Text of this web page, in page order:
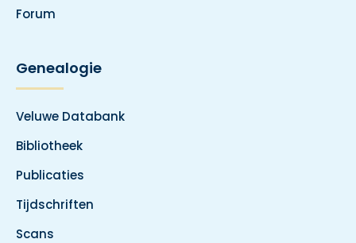
Forum
Genealogie
Veluwe Databank
Bibliotheek
Publicaties
Tijdschriften
Scans